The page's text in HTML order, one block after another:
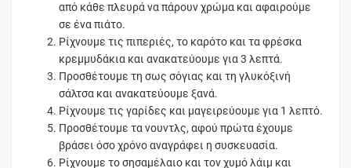
από κάθε πλευρά να πάρουν χρώμα και αφαιρούμε
σε ένα πιάτο.
Ρίχνουμε τις πιπεριές, το καρότο και τα φρέσκα
κρεμμυδάκια και ανακατεύουμε για 3 λεπτά.
Προσθέτουμε τη σως σόγιας και τη γλυκόξινή
σάλτσα και ανακατεύουμε ξανά.
Ρίχνουμε τις γαρίδες και μαγειρεύουμε για 1 λεπτό.
Προσθέτουμε τα νουντλς, αφού πρώτα έχουμε
βράσει όσο χρόνο αναγράφει η συσκευασία.
Ρίχνουμε το σησαμέλαιο και τον χυμό λάιμ και